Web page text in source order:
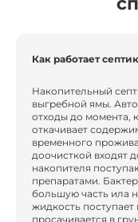
Как работает
Накопительный
выгребной ямы.
отходы до момента,
откачивает
временного
доочисткой входят
накопителя
препаратами.
большую часть ила
жидкость
просачивается в